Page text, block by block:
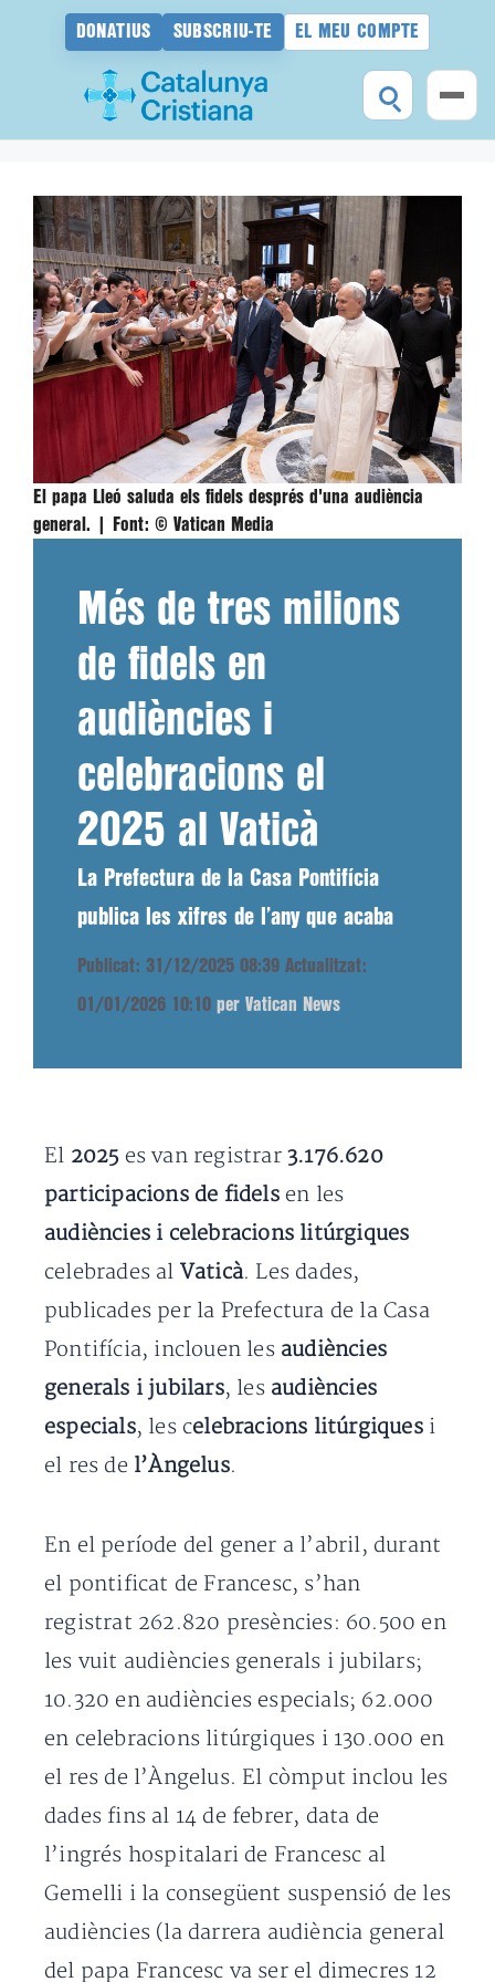
DONATIUS SUBSCRIU-TE EL MEU COMPTE
contingut
El papa Lleó saluda els fidels després d'una audiència
general. |
Font: © Vatican Media
Més de tres milions
de fidels en
audiències i
celebracions el
2025 al Vaticà
La Prefectura de la Casa Pontifícia
publica les xifres de l’any que acaba
Publicat: 31/12/2025 08:39 Actualitzat:
01/01/2026 10:10 per Vatican News
El 2025 es van registrar3.176.620
participacions de fidelsen les
audiències i celebracions litúrgiques
celebrades al Vaticà. Les dades,
publicades per la Prefectura de la Casa
Pontifícia, inclouen les audiències
generals i jubilars, les audiències
especials, les celebracions litúrgiquesi
el res de l’Àngelus.
En el període del gener a l’abril, durant
el pontificat de Francesc, s’han
registrat 262.820 presències: 60.500 en
les vuit audiències generals i jubilars;
10.320 en audiències especials; 62.000
en celebracions litúrgiques i 130.000 en
el res de l’Àngelus. El còmput inclou les
dades fins al 14 de febrer, data de
l’ingrés hospitalari de Francesc al
Gemelli i la consegüent suspensió de les
audiències (la darrera audiència general
del papa Francesc va ser el dimecres 12